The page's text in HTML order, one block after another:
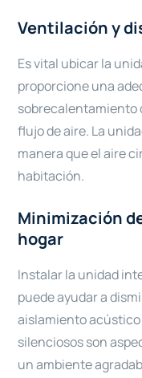
Ventilación y
Es vital ubicar la
proporcione una
sobrecalentamiento
flujo de aire. La
manera que el aire
habitación.
Minimización
hogar
Instalar la unidad
puede ayudar a
aislamiento acústico
silenciosos son
un ambiente